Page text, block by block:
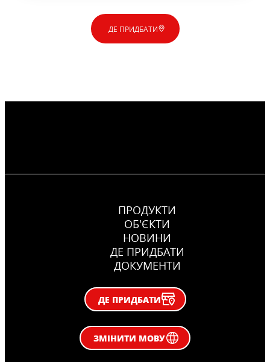
ДЕ ПРИДБАТИ
ПРОДУКТИ
ОБ'ЄКТИ
НОВИНИ
ДЕ ПРИДБАТИ
ДОКУМЕНТИ
ДЕ ПРИДБАТИ
ЗМІНИТИ МОВУ